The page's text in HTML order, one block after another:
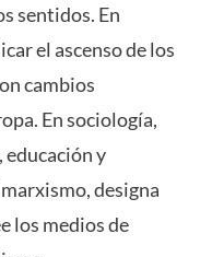
sentidos. En
el ascenso de los
cambios
En sociología,
educación y
designa
los medios de